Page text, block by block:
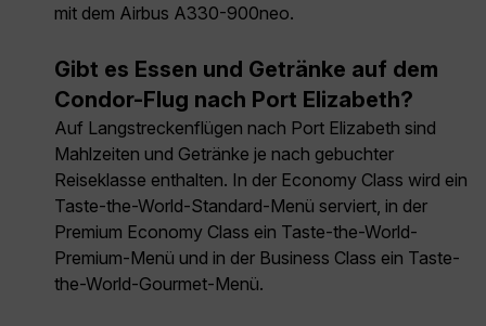
mit dem Airbus A330-900neo.
Gibt es Essen und Getränke auf dem
Condor-Flug nach Port Elizabeth?
Auf Langstreckenflügen nach Port Elizabeth sind
Mahlzeiten und Getränke je nach gebuchter
Reiseklasse enthalten. In der Economy Class wird ein
Taste-the-World-Standard-Menü serviert, in der
Premium Economy Class ein Taste-the-World-
Premium-Menü und in der Business Class ein Taste-
the-World-Gourmet-Menü.